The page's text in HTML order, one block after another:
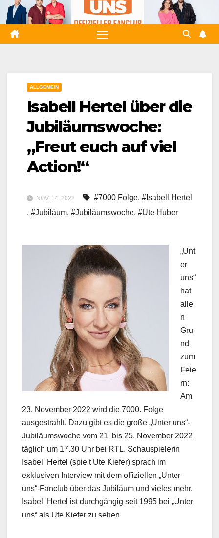
Zum
Inhalt
springen
ALLGEMEIN
Isabell Hertel über die
Jubiläumswoche:
„Freut euch auf viel
Action!“
NOV. 14, 2022 #7000 Folge, #Isabell Hertel
, #Jubiläum, #Jubiläumswoche, #Ute Huber
„Unt
er
uns“
hat
alle
n
Gru
nd
zum
Feie
rn:
Am
23. November 2022 wird die 7000. Folge
ausgestrahlt. Dazu gibt es die große „Unter uns“-
Jubiläumswoche vom 21. bis 25. November 2022
täglich um 17.30 Uhr bei RTL. Schauspielerin
Isabell Hertel (spielt Ute Kiefer) sprach im
exklusiven Interview mit dem offiziellen „Unter
uns“-Fanclub über das Jubiläum und vieles mehr.
Isabell Hertel ist durchgängig seit 1995 bei „Unter
uns“ als Ute Kiefer zu sehen.